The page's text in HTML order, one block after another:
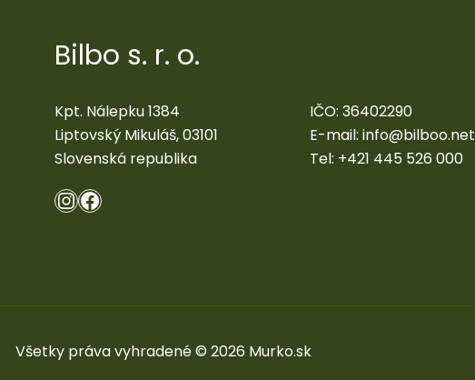
Bilbo s. r. o.
Kpt. Nálepku 1384
Liptovský Mikuláš, 03101
Slovenská republika
IČO: 36402290
E-mail: info@bilboo.net
Tel: +421 445 526 000
Všetky práva vyhradené © 2026 Murko.sk